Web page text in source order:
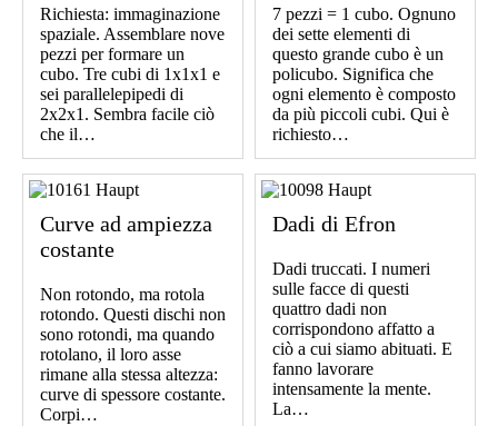
Richiesta: immaginazione
spaziale. Assemblare nove
pezzi per formare un
cubo. Tre cubi di 1x1x1 e
sei parallelepipedi di
2x2x1. Sembra facile ciò
che il…
7 pezzi = 1 cubo. Ognuno
dei sette elementi di
questo grande cubo è un
policubo. Significa che
ogni elemento è composto
da più piccoli cubi. Qui è
richiesto…
Curve ad ampiezza
costante
Non rotondo, ma rotola
rotondo. Questi dischi non
sono rotondi, ma quando
rotolano, il loro asse
rimane alla stessa altezza:
curve di spessore costante.
Corpi…
Dadi di Efron
Dadi truccati. I numeri
sulle facce di questi
quattro dadi non
corrispondono affatto a
ciò a cui siamo abituati. E
fanno lavorare
intensamente la mente.
La…